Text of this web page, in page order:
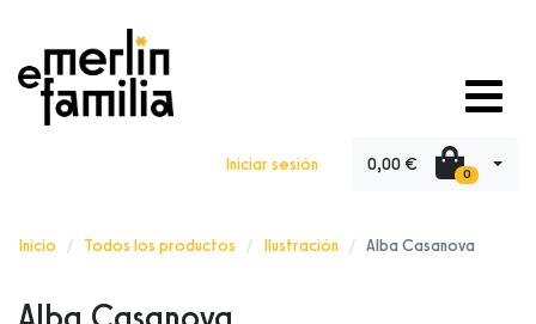
Iniciar sesión 0,00 € 0
Inicio Todos los productos Ilustración Alba Casanova